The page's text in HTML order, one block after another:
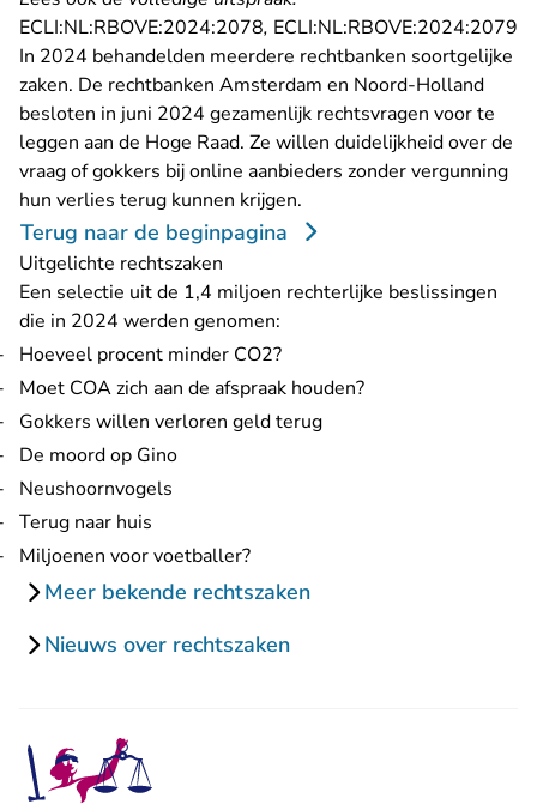
ECLI:NL:RBOVE:2024:2078- U verlaat Rechtspraak.nl
, ECLI:NL:RBOVE:2024:2079
In 2024 behandelden meerdere rechtbanken soortgelijke
zaken. De rechtbanken Amsterdam en Noord-Holland
besloten in juni 2024 gezamenlijk rechtsvragen voor te
leggen aan de Hoge Raad. Ze willen duidelijkheid over de
vraag of gokkers bij online aanbieders zonder vergunning
hun verlies terug kunnen krijgen.
Terug naar de beginpagina
Uitgelichte rechtszaken
Een selectie uit de 1,4 miljoen rechterlijke beslissingen
die in 2024 werden genomen:
Hoeveel procent minder CO2?
Moet COA zich aan de afspraak houden?
Gokkers willen verloren geld terug
De moord op Gino
Neushoornvogels
Terug naar huis
Miljoenen voor voetballer?
Meer bekende rechtszaken
Nieuws over rechtszaken